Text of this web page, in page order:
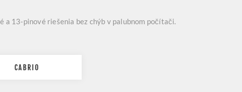
a 13-pinové riešenia bez chýb v palubnom počítači.
CABRIO